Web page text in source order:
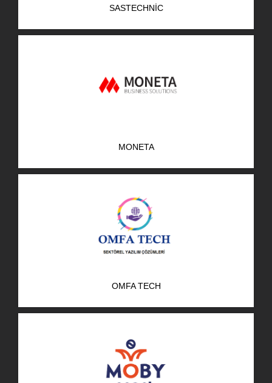
AR-GE Portal
EN
SASTECHNIC
MONETA
OMFA TECH